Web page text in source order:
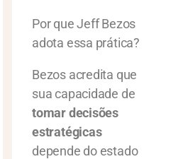
Por que Jeff Bezos
adota essa prática?
Bezos acredita que
sua capacidade de
tomar decisões
estratégicas
depende do estado